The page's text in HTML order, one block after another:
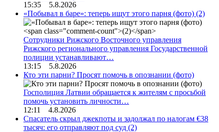
15:35 5.8.2026
«Побывал в баре»: теперь ищут этого парня (фото) (2)
Сотрудники Рижского Восточного управления
Рижского регионального управления Государственной
полиции устанавливают…
13:15 5.8.2026
Кто эти парни? Просят помочь в опознании (фото)
Госполиция Латвии обращается к жителям с просьбой
помочь установить личности…
12:11 4.8.2026
Спасатель скрыл джекпоты и задолжал по налогам €38
тысяч: его отправляют под суд (2)